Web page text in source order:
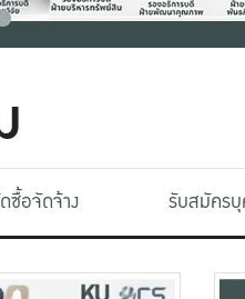
ซื้อจัดจ้าง รับสมัคร